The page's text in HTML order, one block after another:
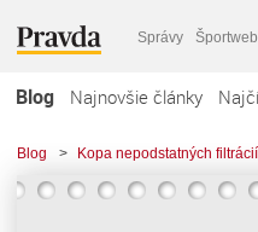
Správy Športweb
Blog Najnovšie články
Blog > Kopa nepodstatných filtrácií